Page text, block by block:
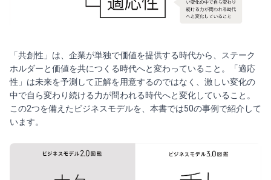
「共創性」は、企業が単独で価値を提供する時代から、ステーク
ホルダーと価値を共につくる時代へと変わっていること。「適応
性」は未来を予測して正解を用意するのではなく、激しい変化の
中で自ら変わり続ける力が問われる時代へと変化していること。
この2つを備えたビジネスモデルを、本書では50の事例で紹介して
います。